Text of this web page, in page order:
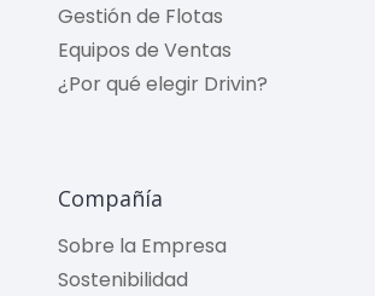
Gestión de Flotas
Equipos de Ventas
¿Por qué elegir Drivin?
Compañía
Sobre la Empresa
Sostenibilidad